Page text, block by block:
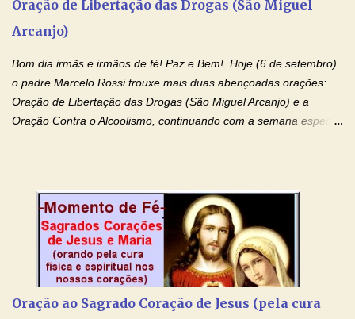
esforço maior em meus estudos e uma vida mais digna de tua
santidade. Glória… Deus, que quiseste atrair tudo a teu unigênito
de te...
Oração de Libertação das Drogas (São Miguel
Arcanjo)
Bom dia irmãs e irmãos de fé! Paz e Bem! Hoje (6 de setembro)
o padre Marcelo Rossi trouxe mais duas abençoadas orações:
Oração de Libertação das Drogas (São Miguel Arcanjo) e a
Oração Contra o Alcoolismo, continuando com a semana especial
Ágape de nosso Pai Santo - Jesus - te curar, deixe nossa
Mãezinha do Céu - Maria - te proteger com Seu divino manto.
Não desista, Jesus irá curar todas suas feridas, Creia! Adriana-
Devoção e Fé Oração de Libertação das Drogas (São Miguel
Arcanjo) "Senhor, Pai Eterno, em Nome de Teu Filho Jesus,
se encontram encarcerados em um vício, escravos de alguma
Oração ao Sagrado Coração de Jesus (pela cura